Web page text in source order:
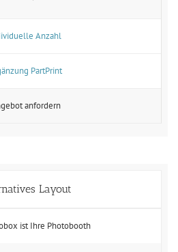
Anzahl
PartPrint
anfordern
Layout